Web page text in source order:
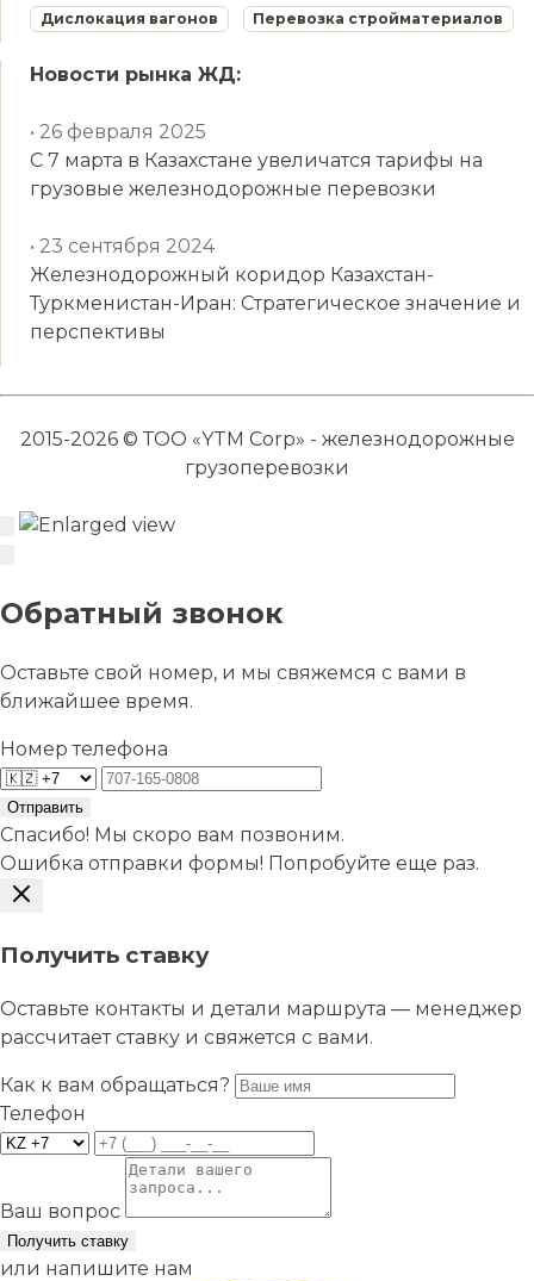
Дислокация вагонов Перевозка стройматериалов
Новости рынка ЖД:
• 26 февраля 2025
С 7 марта в Казахстане увеличатся тарифы на
грузовые железнодорожные перевозки
• 23 сентября 2024
Железнодорожный коридор Казахстан-
Туркменистан-Иран: Стратегическое значение и
перспективы
2015-2026 © ТОО «YTM Corp» - железнодорожные
грузоперевозки
Обратный звонок
Оставьте свой номер, и мы свяжемся с вами в
ближайшее время.
Номер телефона
Отправить
Спасибо! Мы скоро вам позвоним.
Ошибка отправки формы! Попробуйте еще раз.
Получить ставку
Оставьте контакты и детали маршрута — менеджер
рассчитает ставку и свяжется с вами.
Как к вам обращаться?
Телефон
Ваш вопрос
Получить ставку
или напишите нам